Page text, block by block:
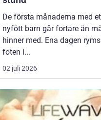
De första månaderna med
nyfött barn går fortare än
hinner med. Ena dagen
foten i...
02 juli 2026